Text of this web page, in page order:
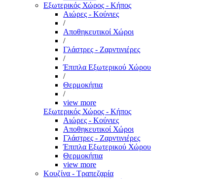
Εξωτερικός Χώρος - Κήπος
Αιώρες - Κούνιες
/
Αποθηκευτικοί Χώροι
/
Γλάστρες - Ζαρντινιέρες
/
Έπιπλα Εξωτερικού Χώρου
/
Θερμοκήπια
/
view more
Εξωτερικός Χώρος - Κήπος
Αιώρες - Κούνιες
Αποθηκευτικοί Χώροι
Γλάστρες - Ζαρντινιέρες
Έπιπλα Εξωτερικού Χώρου
Θερμοκήπια
view more
Κουζίνα - Τραπεζαρία